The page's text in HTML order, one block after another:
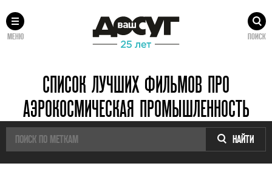
МЕНЮ ПОИСК
СПИСОК ЛУЧШИХ ФИЛЬМОВ ПРО
АЭРОКОСМИЧЕСКАЯ ПРОМЫШЛЕННОСТЬ
НАЙТИ